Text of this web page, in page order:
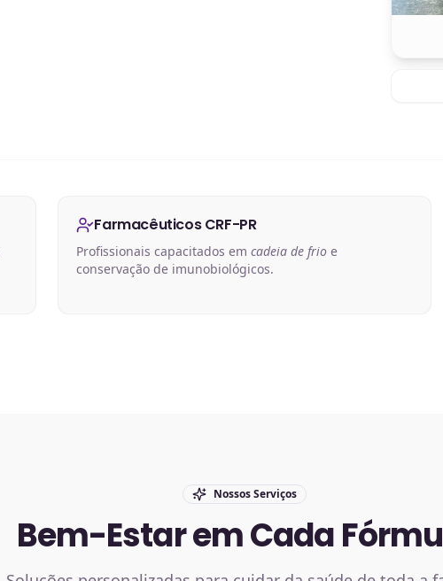
Farmacêuticos CRF-PR
Profissionais capacitados emcadeia de frio e
conservação de imunobiológicos.
Nossos Serviços
Bem-Estar em Cada